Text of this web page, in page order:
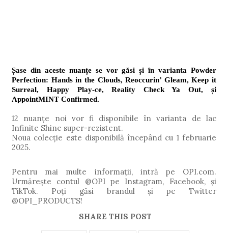
Șase din aceste nuanțe se vor găsi și în varianta Powder
Perfection: Hands in the Clouds, Reoccurin’ Gleam, Keep it
Surreal, Happy Play-ce, Reality Check Ya Out, și
AppointMINT Confirmed.
12 nuanțe noi vor fi disponibile în varianta de lac
Infinite Shine super-rezistent.
Noua colecție este disponibilă începând cu 1 februarie
2025.
Pentru mai multe informații, intră pe OPI.com.
Urmărește contul @OPI pe Instagram, Facebook, și
TikTok. Poți găsi brandul și pe Twitter
@OPI_PRODUCTS!
SHARE THIS POST